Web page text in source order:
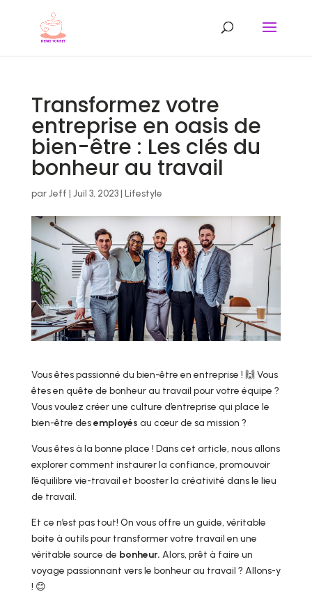
Transformez votre
entreprise en oasis de
bien-être : Les clés du
bonheur au travail
parJeff | Juil 3, 2023| Lifestyle
Vous êtes passionné du bien-être en entreprise ! 🙌 Vous
êtes en quête de bonheur au travail pour votre équipe ?
Vous voulez créer une culture d’entreprise qui place le
bien-être desemployés au cœur de sa mission ?
Vous êtes à la bonne place ! Dans cet article, nous allons
explorer comment instaurer la confiance, promouvoir
l’équilibre vie-travail et booster la créativité dans le lieu
de travail.
Et ce n’est pas tout! On vous offre un guide, véritable
boite à outils pour transformer votre travail en une
véritable source de bonheur. Alors, prêt à faire un
voyage passionnant vers le bonheur au travail ? Allons-y
! 😊